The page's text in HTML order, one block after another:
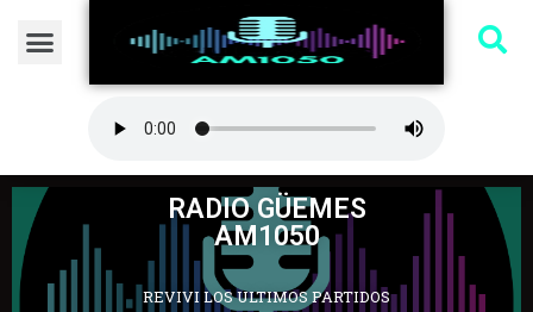
RADIO GÜEMES
AM1050
REVIVI LOS ULTIMOS PARTIDOS